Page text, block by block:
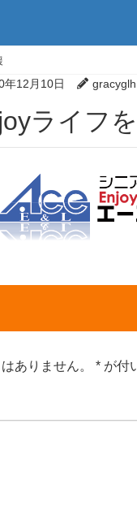
年12月10日 gracyglh
ライフ
ありません。 * が付